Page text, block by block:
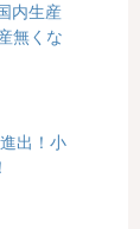
内生産
無くな
出！小